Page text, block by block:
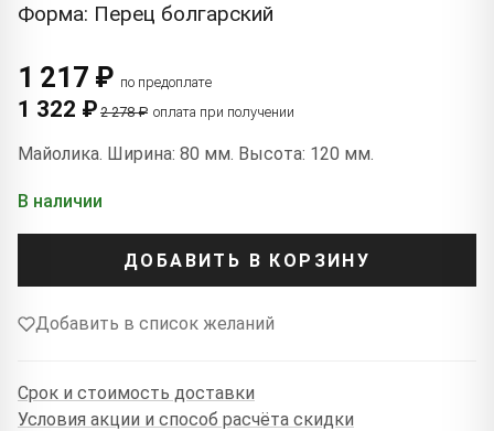
Форма: Перец болгарский
1 217 ₽ по предоплате
1 322 ₽ 2 278 ₽ оплата при получении
Майолика. Ширина: 80 мм. Высота: 120 мм.
В наличии
ДОБАВИТЬ В КОРЗИНУ
Добавить в список желаний
Срок и стоимость доставки
Условия акции и способ расчёта скидки